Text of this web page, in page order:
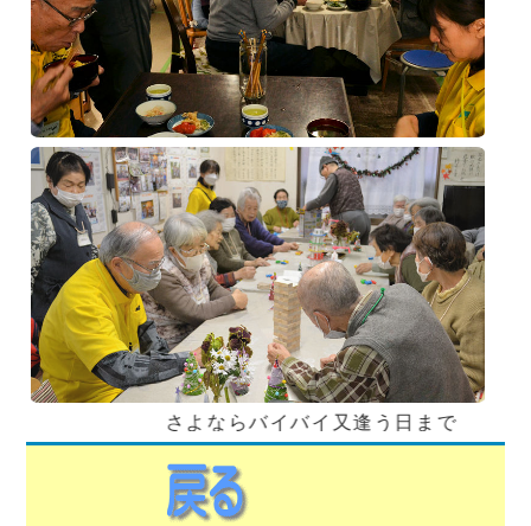
さよならバイバイ又逢う日まで